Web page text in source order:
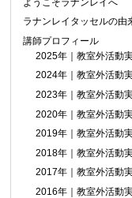
ラナンレイタッセルの由
講師プロフィール
2025年｜教室外活動
2024年｜教室外活動
2023年｜教室外活動
2020年｜教室外活動
2019年｜教室外活動
2018年｜教室外活動
2017年｜教室外活動
2016年｜教室外活動